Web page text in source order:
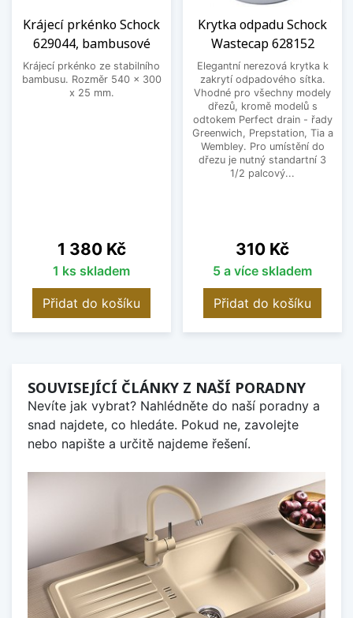
Krájecí prkénko Schock
629044, bambusové
Krájecí prkénko ze stabilního
bambusu. Rozměr 540 x 300
x 25 mm.
Cena
1 380 Kč
1 ks skladem
Přidat do košíku
Krytka odpadu Schock
Wastecap 628152
Elegantní nerezová krytka k
zakrytí odpadového sítka.
Vhodné pro všechny modely
dřezů, kromě modelů s
odtokem Perfect drain - řady
Greenwich, Prepstation, Tia a
Wembley. Pro umístění do
dřezu je nutný standartní 3
1/2 palcový...
Cena
310 Kč
5 a více skladem
Přidat do košíku
SOUVISEJÍCÍ ČLÁNKY Z NAŠÍ PORADNY
Nevíte jak vybrat? Nahlédněte do naší poradny a
snad najdete, co hledáte. Pokud ne, zavolejte
nebo napište a určitě najdeme řešení.